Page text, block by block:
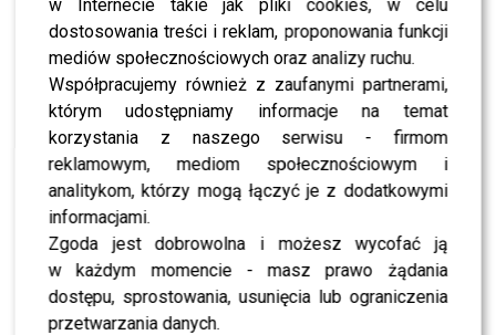
w Internecie takie jak pliki cookies, w celu
dostosowania treści i reklam, proponowania funkcji
mediów społecznościowych oraz analizy ruchu.
Współpracujemy również z zaufanymi partnerami,
którym udostępniamy informacje na temat
korzystania z naszego serwisu - firmom
reklamowym, mediom społecznościowym i
analitykom, którzy mogą łączyć je z dodatkowymi
informacjami.
Zgoda jest dobrowolna i możesz wycofać ją
w każdym momencie - masz prawo żądania
dostępu, sprostowania, usunięcia lub ograniczenia
przetwarzania danych.
wielką ucztą na zamku, będą miały szansę spojrzeć na
wszystko z góry, by nabrać dystansu do tego, co
wydarzyło się w programie!
Kolejny odcinek już w piątek o 20:00 w TVN7! Będziecie
oglądać?
ZOBACZ RÓWNIEŻ- Poznaliśmy najpiękniejsze
mieszkanki Mazowsza – zobacz zdjęcia